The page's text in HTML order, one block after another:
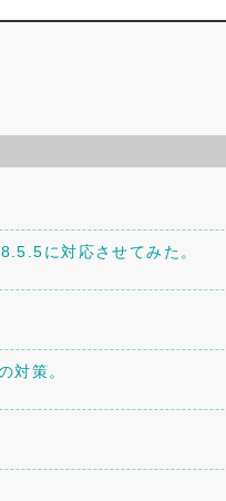
に対応させてみた。
対策。